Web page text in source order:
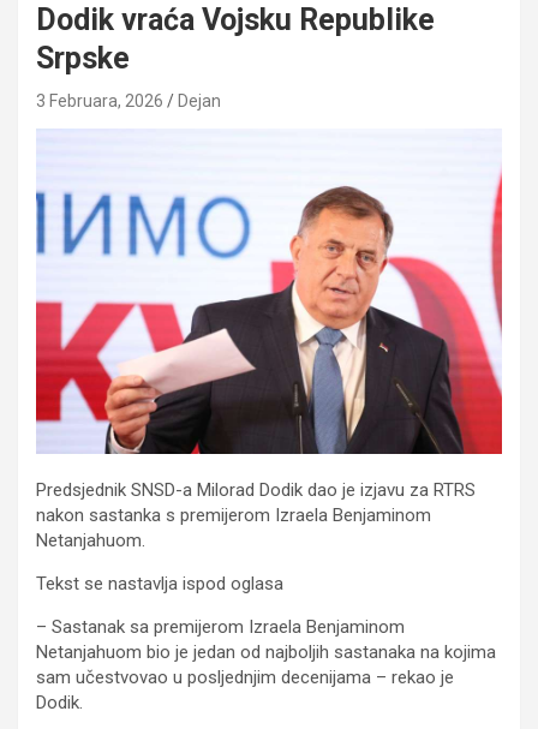
Dodik vraća Vojsku Republike
Srpske
3 Februara, 2026 Dejan
Predsjednik SNSD-a Milorad Dodik dao je izjavu za RTRS
nakon sastanka s premijerom Izraela Benjaminom
Netanjahuom.
Tekst se nastavlja ispod oglasa
– Sastanak sa premijerom Izraela Benjaminom
Netanjahuom bio je jedan od najboljih sastanaka na kojima
sam učestvovao u posljednjim decenijama – rekao je
Dodik.